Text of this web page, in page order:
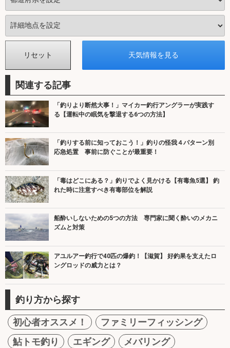
関連する記事
「釣りより断然大事！」マイカー釣行アングラーが実践す
る【運転中の眠気を撃退する6つの方法】
「釣りする前に知っておこう！」釣りの怪我４パターン別
応急処置 事前に防ぐことが最重要！
「毒はどこにある？」釣りでよく見かける【有毒魚5選】 釣
れた時に注意すべき有毒部位を解説
船酔いしないための5つの方法 専門家に聞く酔いのメカニ
ズムと対策
アユルアー釣行で40匹の爆釣！【滋賀】 好釣果を支えたロ
ングロッドの威力とは？
釣り方から探す
初心者オススメ！
ファミリーフィッシング
鮎トモ釣り
エギング
メバリング